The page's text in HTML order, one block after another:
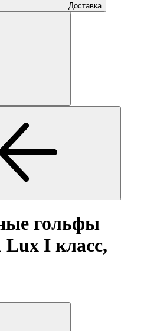
Доставка
гольфы
Lux I класс,